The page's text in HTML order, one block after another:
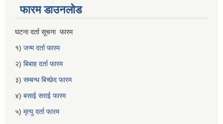
फारम डाउनलोड
घटना दर्ता सूचना फारम
१) जन्म दर्ता फारम
२) बिबाह दर्ता फारम
३) सम्बन्ध बिच्छेद फारम
४) बसाई सराई फारम
५) मृत्यु दर्ता फारम